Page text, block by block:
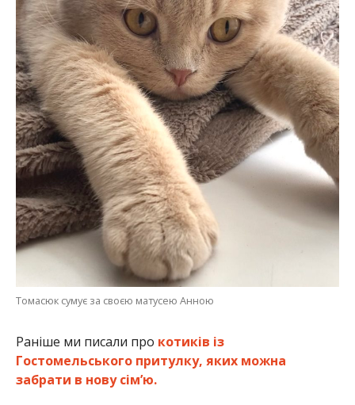
Томасюк сумує за своєю матусею Анною
Раніше ми писали про котиків із
Гостомельського притулку, яких можна
забрати в нову сім’ю.